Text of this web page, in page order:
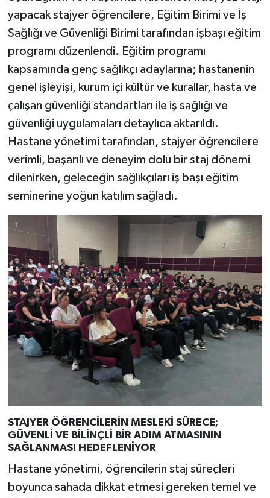
yapacak stajyer öğrencilere, Eğitim Birimi ve İş
Sağlığı ve Güvenliği Birimi tarafından işbaşı eğitim
programı düzenlendi. Eğitim programı
kapsamında genç sağlıkçı adaylarına; hastanenin
genel işleyişi, kurum içi kültür ve kurallar, hasta ve
çalışan güvenliği standartları ile iş sağlığı ve
güvenliği uygulamaları detaylıca aktarıldı.
Hastane yönetimi tarafından, stajyer öğrencilere
verimli, başarılı ve deneyim dolu bir staj dönemi
dilenirken, geleceğin sağlıkçıları iş başı eğitim
seminerine yoğun katılım sağladı.
STAJYER ÖĞRENCİLERİN MESLEKİ SÜRECE;
GÜVENLİ VE BİLİNÇLİ BİR ADIM ATMASININ
SAĞLANMASI HEDEFLENİYOR
Hastane yönetimi, öğrencilerin staj süreçleri
boyunca sahada dikkat etmesi gereken temel ve